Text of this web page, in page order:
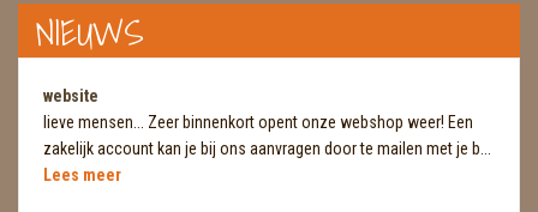
BOEKEN & KAARTEN E.A.R.T.H.
BROEKZAKSTENEN
CADEAUBONNEN
NIEUWS
website
lieve mensen... Zeer binnenkort opent onze webshop weer! Een
zakelijk account kan je bij ons aanvragen door te mailen met je b...
Lees meer